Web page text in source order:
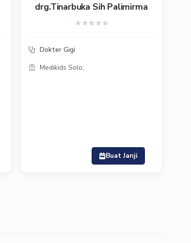
drg.Tinarbuka Sih Palimirma
★★★★★
Dokter Gigi
Medikids Solo,
Buat Janji